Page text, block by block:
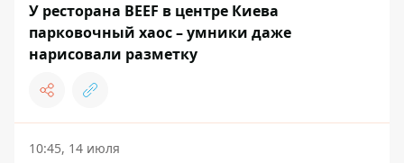
У ресторана BEEF в центре Киева
парковочный хаос – умники даже
нарисовали разметку
10:45, 14 июля